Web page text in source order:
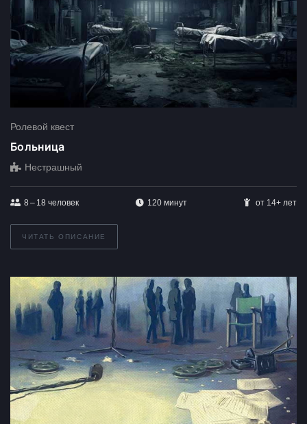
Ролевой квест
Больница
Нестрашный
8 – 18 человек 120 минут от 14+ лет
ЧИТАТЬ ОПИСАНИЕ